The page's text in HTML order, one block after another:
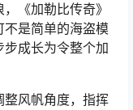
《加勒比传奇》
是简单的海盗模
成长为令整个加
风帆角度，指挥